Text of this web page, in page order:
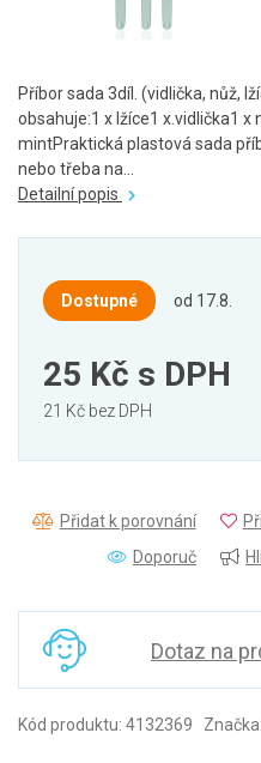
Příbor sada 3díl. (vidlička, nůž,
obsahuje:1 x lžíce1 x.vidlička1
mintPraktická plastová sada
nebo třeba na...
Detailní popis
Dostupné od 17.8.
25 Kč s DPH
21 Kč bez DPH
Přidat k porovnání
Doporuč
Dotaz na
Kód produktu: 4132369